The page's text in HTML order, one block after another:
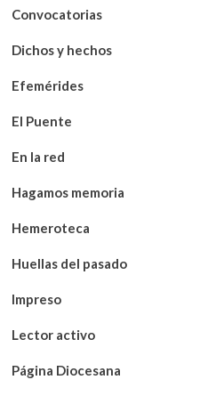
Convocatorias
Dichos y hechos
Efemérides
El Puente
En la red
Hagamos memoria
Hemeroteca
Huellas del pasado
Impreso
Lector activo
Página Diocesana